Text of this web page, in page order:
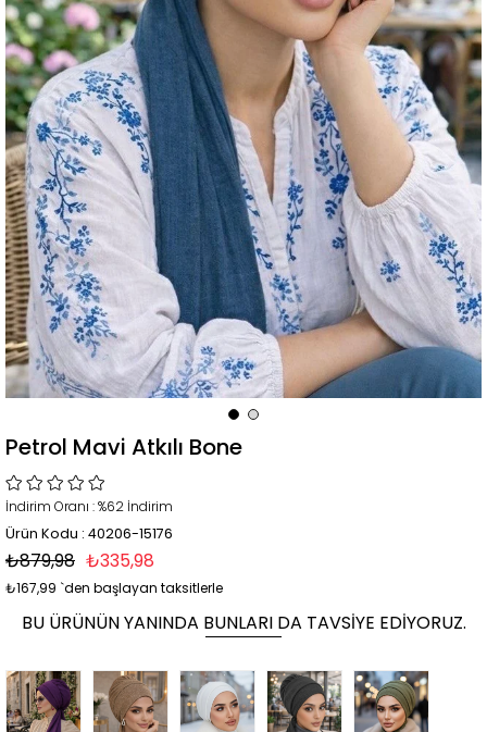
Petrol Mavi Atkılı Bone
İndirim Oranı :%62 İndirim
Ürün Kodu : 40206-15176
₺879,98 ₺335,98
₺167,99 `den başlayan taksitlerle
BU ÜRÜNÜN YANINDA BUNLARI DA TAVSIYE EDIYORUZ.